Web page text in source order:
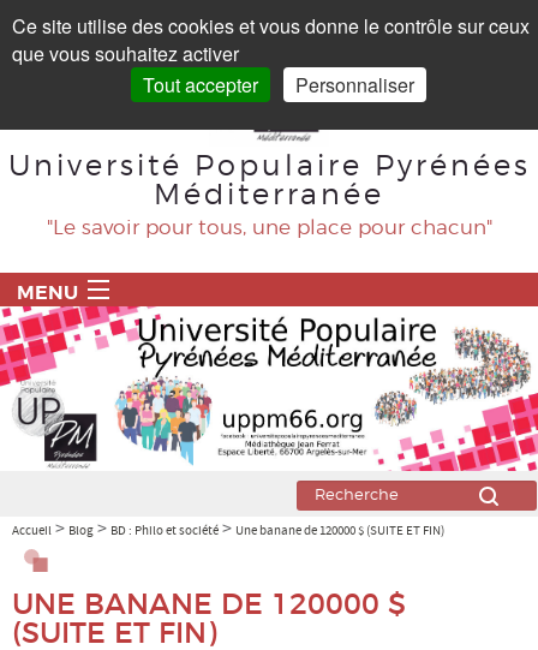
Université Populaire Pyrénées
Méditerranée
"Le savoir pour tous, une place pour chacun"
MENU
ACCUEIL
PROGRAMME
BLOG
Alimentation
BD : Philo et société
Accueil > Blog > BD : Philo et société > Une banane de 120000 $ (SUITE ET FIN)
UNE BANANE DE 120000 $
(SUITE ET FIN)
Ce site utilise des cookies et vous donne le contrôle sur ceux
que vous souhaitez activer
Tout accepter
Personnaliser